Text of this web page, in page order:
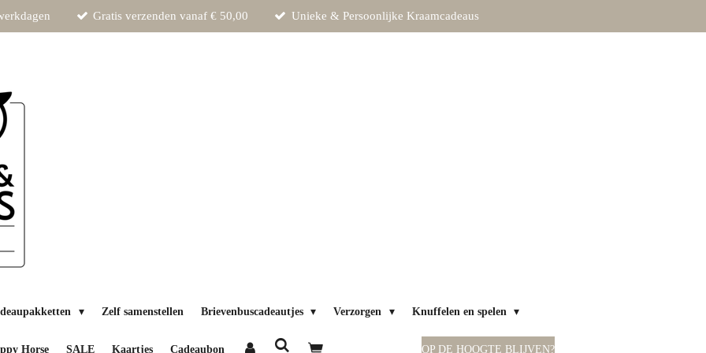
Gratis verzenden vanaf € 50,00 Unieke & Persoonlijke Kraamcadeaus
Zelf samenstellen Brievenbuscadeautjes Verzorgen Knuffelen en spelen
Horse SALE Kaartjes Cadeaubon OP DE HOOGTE BLIJVEN?